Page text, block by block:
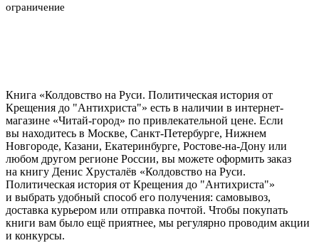
ограничение
Книга «Колдовство на Руси. Политическая история от
Крещения до "Антихриста"» есть в наличии в интернет-
магазине «Читай-город» по привлекательной цене. Если
вы находитесь в Москве, Санкт-Петербурге, Нижнем
Новгороде, Казани, Екатеринбурге, Ростове-на-Дону или
любом другом регионе России, вы можете оформить заказ
на книгу Денис Хрусталёв «Колдовство на Руси.
Политическая история от Крещения до "Антихриста"»
и выбрать удобный способ его получения: самовывоз,
доставка курьером или отправка почтой. Чтобы покупать
книги вам было ещё приятнее, мы регулярно проводим акции
и конкурсы.